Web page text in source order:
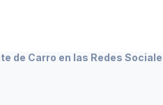
de Carro en las Redes